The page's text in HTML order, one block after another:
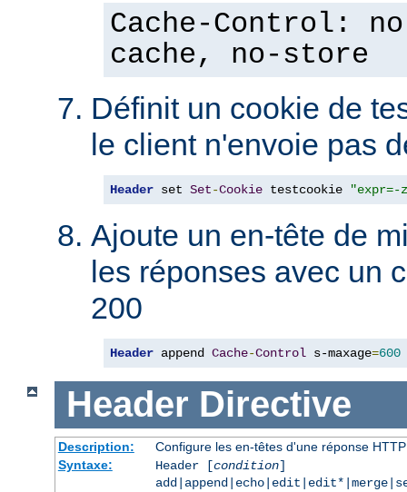
Cache-Control:
cache, no-store
Définit un cookie de
le client n'envoie pas
Header set Set-Cookie testcookie "expr=-
Ajoute un en-tête de
les réponses avec un
200
Header append Cache-Control s-maxage=600
Header Directive
Description:
Configure les en-têtes d'une réponse HTTP
Syntaxe:
Header [condition]